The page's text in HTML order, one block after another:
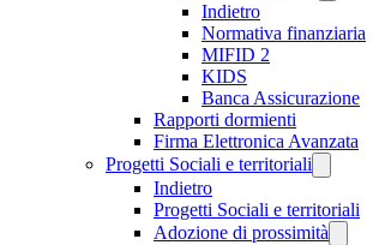
Indietro
Normativa finanziaria
MIFID 2
KIDS
Banca Assicurazione
Rapporti dormienti
Firma Elettronica Avanzata
Progetti Sociali e territoriali
Indietro
Progetti Sociali e territoriali
Adozione di prossimità